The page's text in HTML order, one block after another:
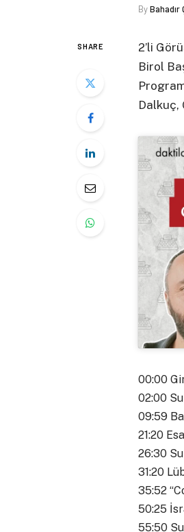
ByBahadır
SHARE
2’li
Birol
Dalkuç,
00:00
02:00
09:59
21:20
26:30
31:20
35:52
50:25
55:50